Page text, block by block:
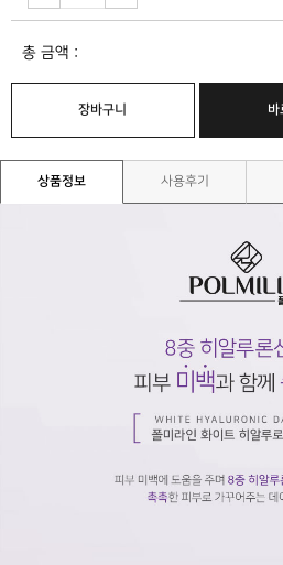
총 금액 :
상품정보 사용후기